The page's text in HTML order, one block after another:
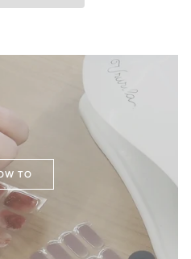
TO